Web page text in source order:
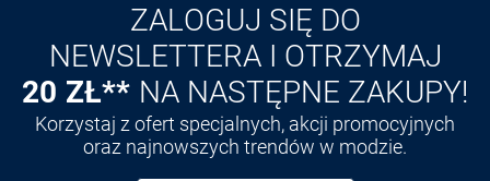
ZALOGUJ SIĘ DO
NEWSLETTERA I OTRZYMAJ
20 ZŁ** NA NASTĘPNE ZAKUPY!
Korzystaj z ofert specjalnych, akcji promocyjnych
oraz najnowszych trendów w modzie.